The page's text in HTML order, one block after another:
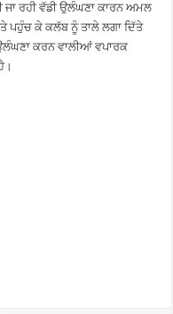
ਜਾ ਰਹੀ ਵੱਡੀ ਉਲੰਘਣਾ ਕਾਰਨ ਅਮਲ
ਪਹੁੰਚ ਕੇ ਕਲੱਬ ਨੂੰ ਤਾਲੇ ਲਗਾ ਦਿੱਤੇ
ਕਰਨ ਵਾਲੀਆਂ ਵਪਾਰਕ